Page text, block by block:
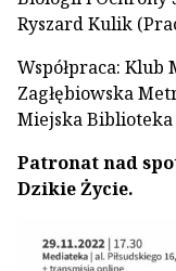
Ryszard Kulik
Współpraca: Klub
Zagłębiowska
Miejska
Patronat nad
Dzikie Życie.